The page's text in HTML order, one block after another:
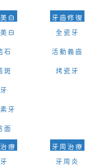
白
白
石
斑
牙
面
牙齒修復
全瓷牙
活動義齒
烤瓷牙
療
牙周治療
牙周炎